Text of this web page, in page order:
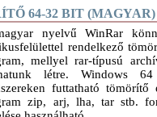
64-32 BIT (MAGYAR)
nyelvű WinRar
rendelkező
mellyel rar-típusú
létre. Windows
futtatható tömörítő
zip, arj, lha, tar stb.